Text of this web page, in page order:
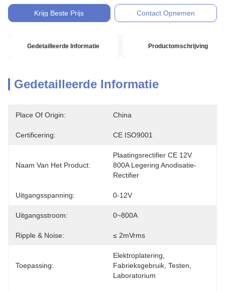
Krijg Beste Prijs Contact Opnemen
Gedetailleerde Informatie Productomschrijving
Gedetailleerde Informatie
Place Of Origin: China
Certificering: CE ISO9001
Naam Van Het Product:
Plaatingsrectifier CE 12V
800A Legering Anodisatie-
Rectifier
Uitgangsspanning: 0-12V
Uitgangsstroom: 0~800A
Ripple & Noise: ≤ 2mVrms
Toepassing:
Elektroplatering,
Fabrieksgebruik, Testen,
Laboratorium